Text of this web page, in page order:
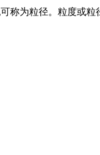
称为粒径。粒度或